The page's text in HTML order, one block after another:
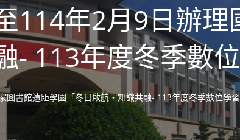
114年2月9日辦理
113年度冬季數
圖書館遠距學園「冬日啟航‧知識共融- 113年度冬季數位學